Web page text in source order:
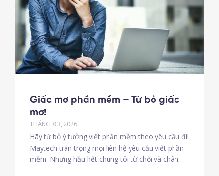
Giấc mơ phần mềm – Từ bỏ giấc
mơ!
THÁNG 8 3, 2026
Hãy từ bỏ ý tưởng viết phần mềm theo yêu cầu đi!
Maytech trân trọng mọi liên hệ yêu cầu viết phần
mềm. Nhưng hầu hết chúng tôi từ chối và chân